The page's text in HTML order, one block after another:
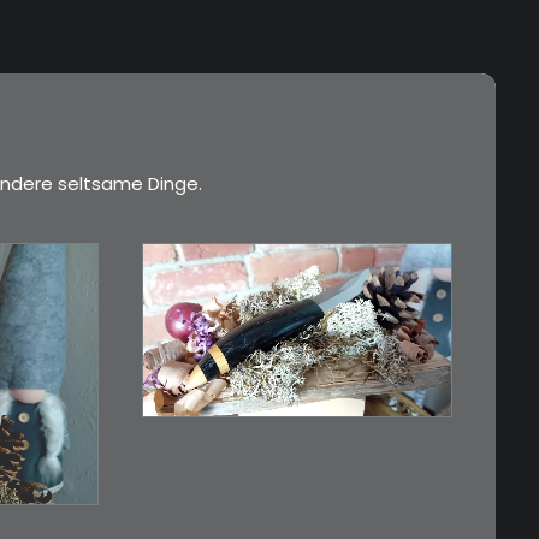
seltsame Dinge.
€39,00
Kleines Schmuckmesser,
ideal als…